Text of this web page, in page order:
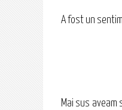
A fost un
Mai sus